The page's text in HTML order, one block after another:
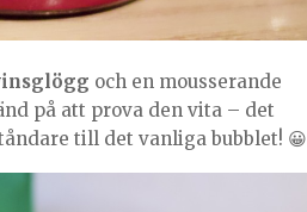
och en mousserande
på att prova den vita – det
till det vanliga bubblet! 😀